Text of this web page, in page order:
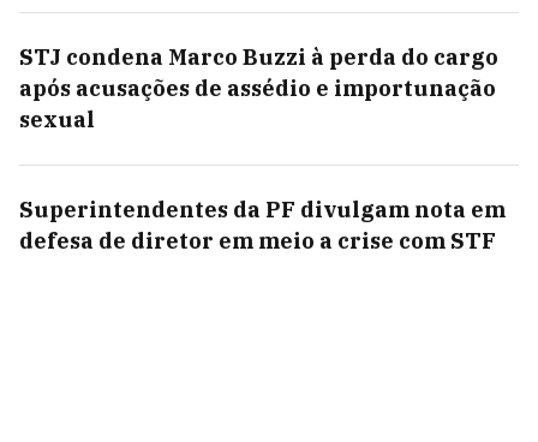
STJ condena Marco Buzzi à perda do cargo
após acusações de assédio e importunação
sexual
Superintendentes da PF divulgam nota em
defesa de diretor em meio a crise com STF